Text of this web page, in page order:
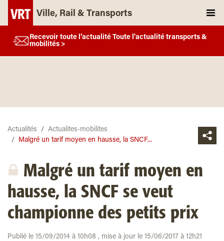
Ville, Rail & Transports
Recevoir toute l’actualité Toute l'actualité transports &
mobilités >
Actualités
Actualites-mobilites
Malgré un tarif moyen en hausse, la SNCF...
Malgré un tarif moyen en
hausse, la SNCF se veut
championne des petits prix
Publié le 15/09/2014 à 10h08 , mise à jour le 15/06/2017 à 12h21